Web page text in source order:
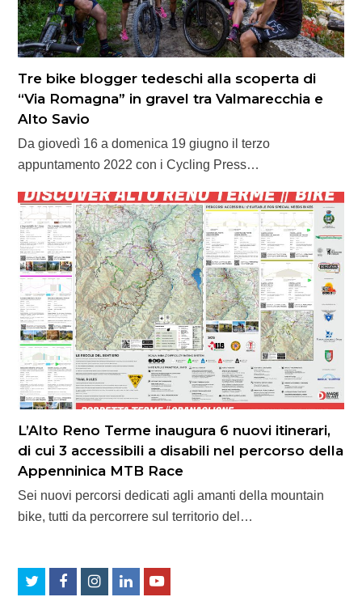
Tre bike blogger tedeschi alla scoperta di
“Via Romagna” in gravel tra Valmarecchia e
Alto Savio
Da giovedì 16 a domenica 19 giugno il terzo
appuntamento 2022 con i Cycling Press…
L’Alto Reno Terme inaugura 6 nuovi itinerari,
di cui 3 accessibili a disabili nel percorso della
Appenninica MTB Race
Sei nuovi percorsi dedicati agli amanti della mountain
bike, tutti da percorrere sul territorio del…
TwitterFacebookInstagram
LinkedInYoutube